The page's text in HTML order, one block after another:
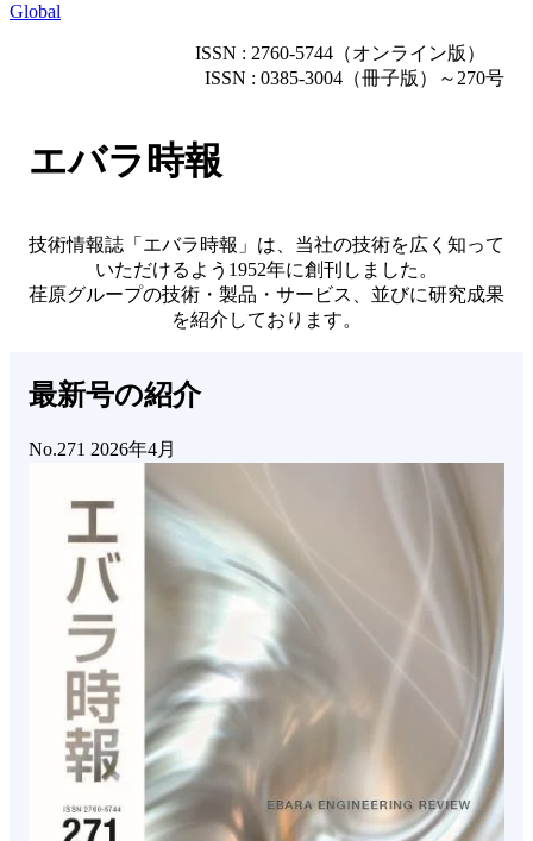
Global
ISSN : 2760-5744（オンライン版）
ISSN : 0385-3004（冊子版）～270号
エバラ時報
技術情報誌「エバラ時報」は、当社の技術を広く知って
いただけるよう1952年に創刊しました。
荏原グループの技術・製品・サービス、並びに研究成果
を紹介しております。
最新号の紹介
No.271 2026年4月